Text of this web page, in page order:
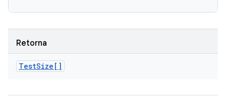
Retorna
TestSize[]